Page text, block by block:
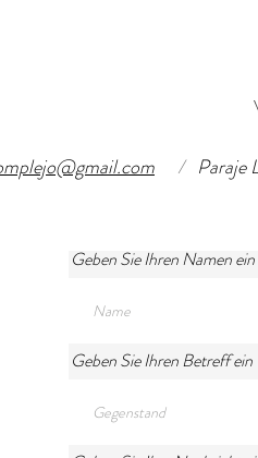
/ Paraje
Geben Sie Ihren Namen ein
Geben Sie Ihren Betreff ein